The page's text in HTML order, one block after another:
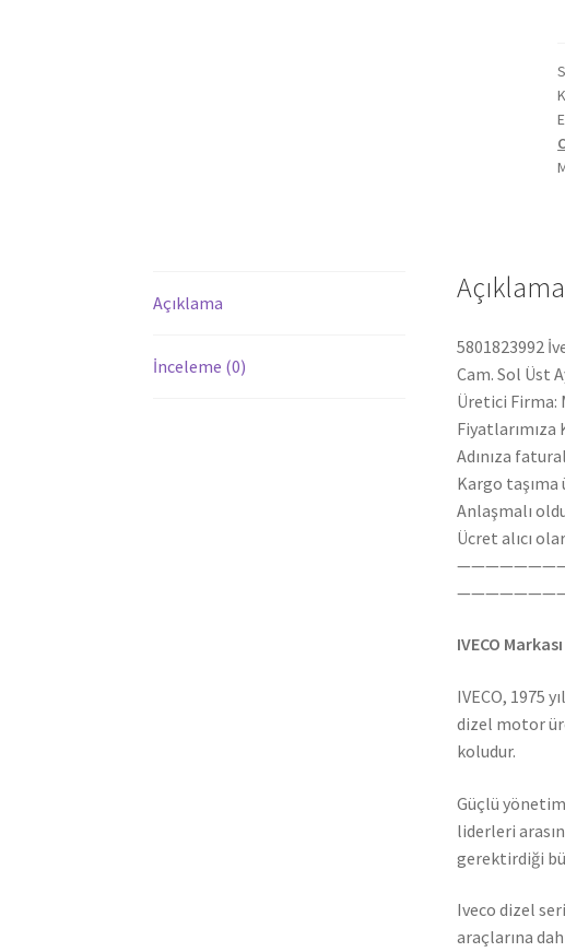
Açıklama
İnceleme (0)
Açıklama
5801823992
Cam. Sol Üst
Üretici Firma:
Fiyatlarımıza
Adınıza
Kargo taşıma
Anlaşmalı
Ücret alıcı
IVECO
IVECO, 1975
dizel motor
koludur.
Güçlü yönetim
liderleri
gerektirdiği
Iveco dizel
araçlarına